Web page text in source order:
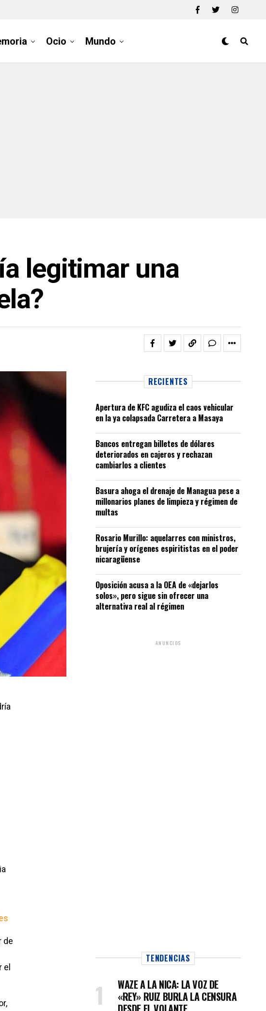
Ocio Mundo
legitimar una
de
el
RECIENTES
Apertura de KFC agudiza el caos vehicular
en la ya colapsada Carretera a Masaya
Bancos entregan billetes de dólares
deteriorados en cajeros y rechazan
cambiarlos a clientes
Basura ahoga el drenaje de Managua pese a
millonarios planes de limpieza y régimen de
multas
Rosario Murillo: aquelarres con ministros,
brujería y orígenes espiritistas en el poder
nicaragüense
Oposición acusa a la OEA de «dejarlos
solos», pero sigue sin ofrecer una
alternativa real al régimen
ANUNCIOS
TENDENCIAS
WAZE A LA NICA: LA VOZ DE
«REY» RUIZ BURLA LA CENSURA